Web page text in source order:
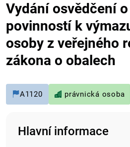
Vydání osvědčení
povinností k
osoby z veřejného
zákona o obalech
A1120 právnická osoba
Hlavní informace